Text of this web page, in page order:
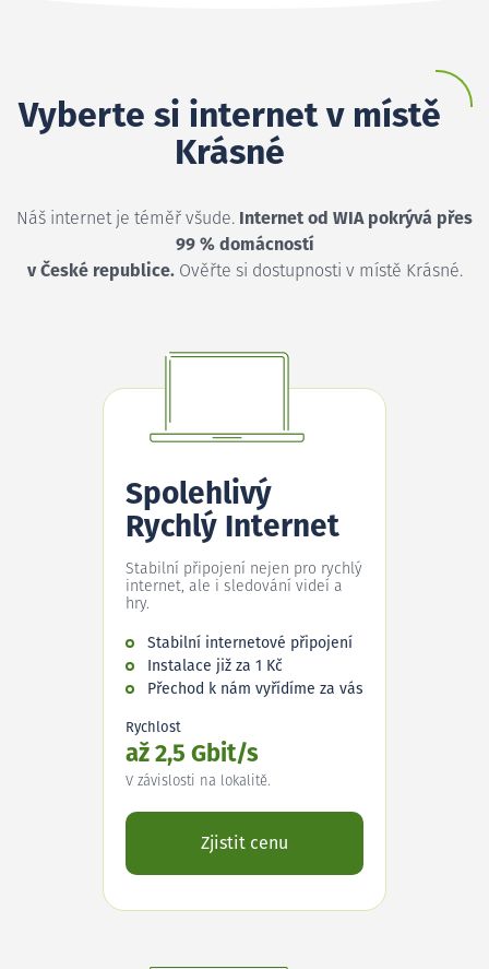
Vyberte si internet v místě
Krásné
Náš internet je téměř všude. Internet od WIA pokrývá přes
99 % domácností
v České republice.Ověřte si dostupnosti v místě Krásné.
Spolehlivý
Rychlý Internet
Stabilní připojení nejen pro rychlý
internet, ale i sledování videí a
hry.
Stabilní internetové připojení
Instalace již za 1 Kč
Přechod k nám vyřídíme za vás
Rychlost
až 2,5 Gbit/s
V závislosti na lokalitě.
Zjistit cenu